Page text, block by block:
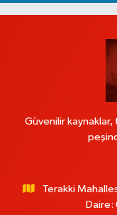
Güvenilir kaynaklar,
Terakki
Daire: